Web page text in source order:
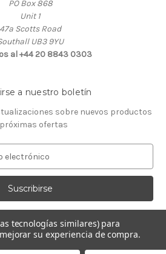
PO Box 868
Unit 1
47a Scotts Road
UB3 9YU
al +44 20 8843 0303
a nuestro boletín
sobre nuevos productos
ofertas
Almacén de Relojeros
tecnologías similares) para
su experiencia de compra.